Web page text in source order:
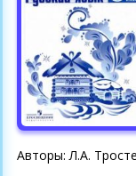
Авторы: Л.А.